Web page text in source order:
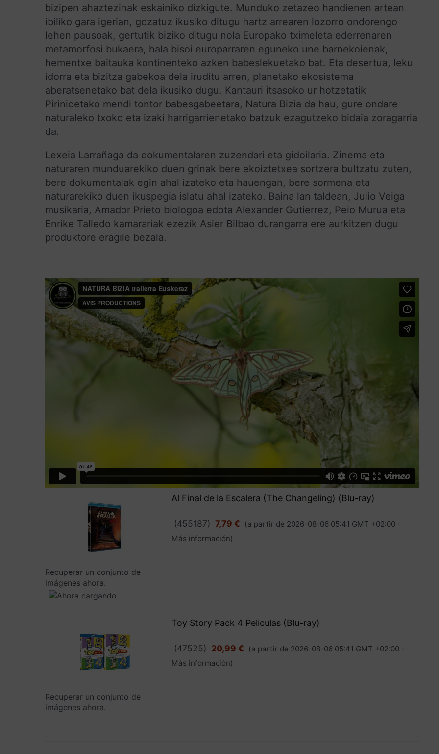
bizipen ahaztezinak eskainiko dizkigute. Munduko zetazeo handienen artean
ibiliko gara igerian, gozatuz ikusiko ditugu hartz arrearen lozorro ondorengo
lehen pausoak, gertutik biziko ditugu nola Europako tximeleta ederrenaren
metamorfosi bukaera, hala bisoi europarraren eguneko une barnekoienak,
hementxe baitauka kontinenteko azken babeslekuetako bat. Eta desertua, leku
idorra eta bizitza gabekoa dela iruditu arren, planetako ekosistema
aberatsenetako bat dela ikusiko dugu. Kantauri itsasoko ur hotzetatik
Pirinioetako mendi tontor babesgabeetara, Natura Bizia da hau, gure ondare
naturaleko txoko eta izaki harrigarrienetako batzuk ezagutzeko bidaia zoragarria
da.
Lexeia Larrañaga da dokumentalaren zuzendari eta gidoilaria. Zinema eta
naturaren munduarekiko duen grinak bere ekoiztetxea sortzera bultzatu zuten,
bere dokumentalak egin ahal izateko eta hauengan, bere sormena eta
naturarekiko duen ikuspegia islatu ahal izateko. Baina lan taldean, Julio Veiga
musikaria, Amador Prieto biologoa edota Alexander Gutierrez, Peio Murua eta
Enrike Talledo kamarariak ezezik Asier Bilbao durangarra ere aurkitzen dugu
produktore eragile bezala.
Recuperar un conjunto de
imágenes ahora.
Al Final de la Escalera (The Changeling) (Blu-ray)
(455187) 7,79 €
(a partir de 2026-08-06 05:41 GMT +02:00 -
Más información)
Recuperar un conjunto de
imágenes ahora.
Toy Story Pack 4 Peliculas (Blu-ray)
(47525) 20,99 €
(a partir de 2026-08-06 05:41 GMT +02:00 -
Más información)